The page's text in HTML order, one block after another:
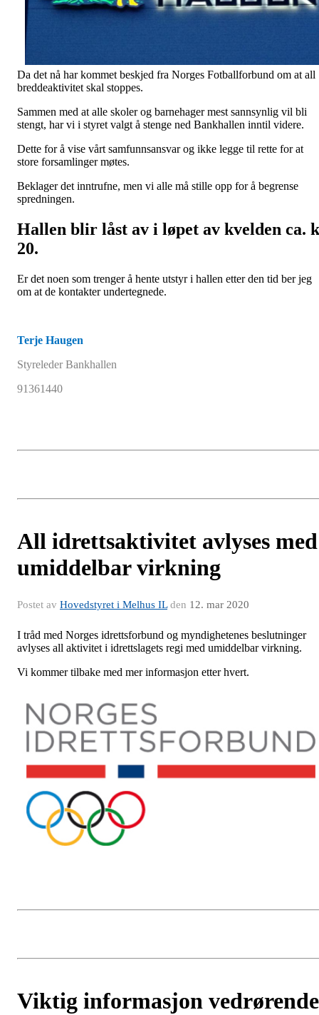
Da det nå har kommet beskjed fra Norges Fotballforbund om at all
breddeaktivitet skal stoppes.
Sammen med at alle skoler og barnehager mest sannsynlig vil bli
stengt, har vi i styret valgt å stenge ned Bankhallen inntil videre.
Dette for å vise vårt samfunnsansvar og ikke legge til rette for at
store forsamlinger møtes.
Beklager det inntrufne, men vi alle må stille opp for å begrense
spredningen.
Hallen blir låst av i løpet av kvelden ca.
20.
Er det noen som trenger å hente utstyr i hallen etter den tid ber jeg
om at de kontakter undertegnede.
Terje Haugen
Styreleder Bankhallen
91361440
All idrettsaktivitet avlyses med
umiddelbar virkning
Postet av Hovedstyret i Melhus ILden 12. mar 2020
I tråd med Norges idrettsforbund og myndighetenes beslutninger
avlyses all aktivitet i idrettslagets regi med umiddelbar virkning.
Vi kommer tilbake med mer informasjon etter hvert.
Viktig informasjon vedrørende